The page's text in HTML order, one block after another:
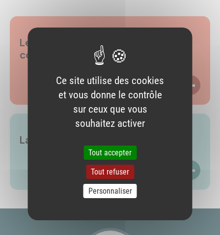
Le développement professionnel
continu
LIRE
La certification périodique
LIRE
Ce site utilise des cookies
et vous donne le contrôle
sur ceux que vous
souhaitez activer
Tout accepter
Tout refuser
Personnaliser